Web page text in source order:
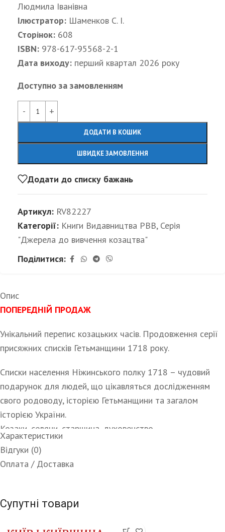
Людмила Іванівна
Ілюстратор: Шаменков С. І.
Сторінок: 608
ISBN: 978-617-95568-2-1
Дата виходу: перший квартал 2026 року
Доступно за замовленням
ДОДАТИ В КОШИК
ШВИДКЕ ЗАМОВЛЕННЯ
Alternative:
Додати до списку бажань
Артикул: RV82227
Категорії: Книги Видавництва РВВ, Серія
"Джерела до вивчення козацтва"
Поділитися:
Опис
ПОПЕРЕДНІЙ ПРОДАЖ
Унікальний перепис козацьких часів. Продовження серії
присяжних списків Гетьманщини 1718 року.
Списки населення Ніжинського полку 1718 – чудовий
подарунок для людей, що цікавляться дослідженням
свого родоводу, історією Гетьманщини та загалом
історією України.
Козаки, селяни, старшина, духовенство.
На 1718 рік Ніжинський полк включав землі сучасної
Чернігівської області та північну частину Сумської. В
села.
Характеристики
Відгуки (0)
Оплата / Доставка
Супутні товари